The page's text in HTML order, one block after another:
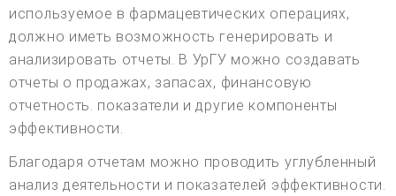
используемое в фармацевтических операциях,
должно иметь возможность генерировать и
анализировать отчеты. В УрГУ можно создавать
отчеты о продажах, запасах, финансовую
отчетность. показатели и другие компоненты
эффективности.
Благодаря отчетам можно проводить углубленный
анализ деятельности и показателей эффективности.